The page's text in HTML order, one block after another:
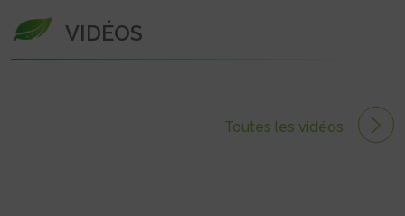
VIDÉOS
Toutes les vidéos